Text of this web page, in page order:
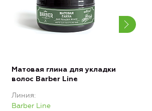
Матовая глина для укладки
волос Barber Line
Линия
Barber Line